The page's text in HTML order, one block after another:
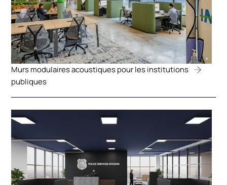
Murs modulaires acoustiques pour les institutions
publiques